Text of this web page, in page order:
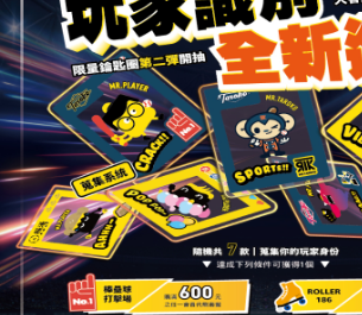
在大魯閣練投的貼貼。
順帶一提，其實在黑豹旗開幕式前
跟隊友也在大魯閣「大夜暢打」，
感」，在晚上人比較少的時間，不
以一直揮棒的感覺很舒服。當然，
到飽，所以我自己也吃了很多碗啦！